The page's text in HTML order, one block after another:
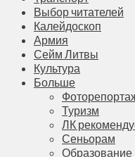
Выбор читателей
Калейдоскоп
Армия
Сейм Литвы
Культура
Больше
Туризм
ЛК
Сеньорам
Образование